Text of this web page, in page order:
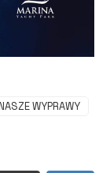
NASZE WYPRAWY